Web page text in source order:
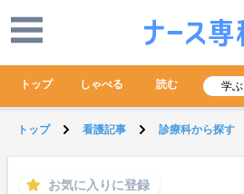
トップ しゃべる 読む 学ぶ
トップ 看護記事 診療科から探す
お気に入りに登録